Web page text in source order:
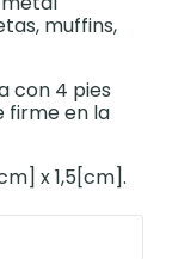
muffins,
con 4 pies
firme en la
x 1,5[cm].